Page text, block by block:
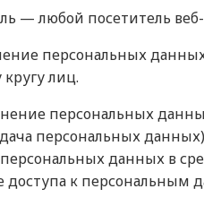
— любой посетитель
персональных
лиц.
персональных
персональных
данных в
доступа к